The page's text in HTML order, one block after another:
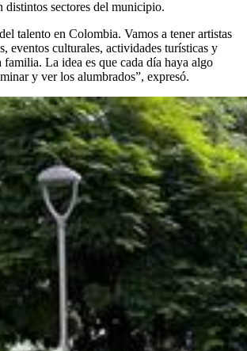
distintos sectores del municipio.
talento en Colombia. Vamos a tener artistas
eventos culturales, actividades turísticas y
familia. La idea es que cada día haya algo
y ver los alumbrados”, expresó.